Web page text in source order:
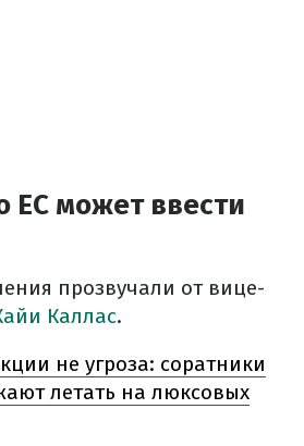
ЕС может ввести
прозвучали от вице-
Каллас.
не угроза: соратники
летать на люксовых